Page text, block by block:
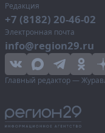
Редакция
+7 (8182) 20-46-02
Электронная почта
info@region29.ru
Главный редактор —